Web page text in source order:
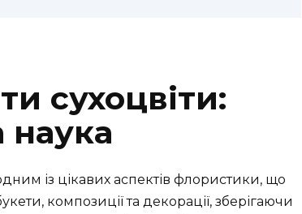
сухоцвіти:
наука
із цікавих аспектів флористики, що
композиції та декорації, зберігаючи